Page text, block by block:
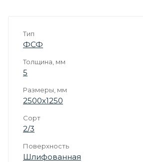
Тип
ФСФ
Толщина, мм
5
Размеры, мм
2500х1250
Сорт
2/3
Поверхность
Шлифованная